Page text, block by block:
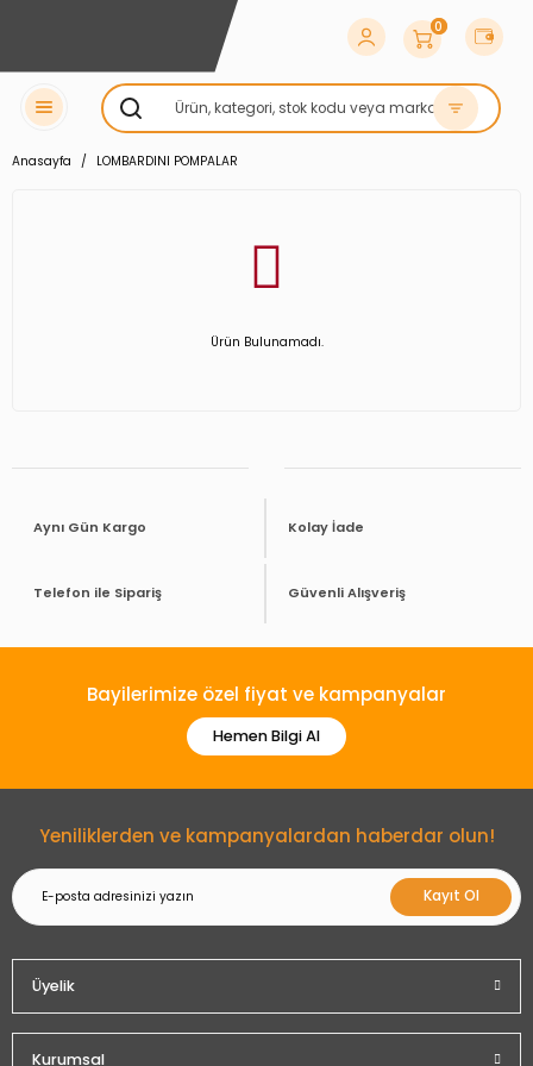
0
Anasayfa LOMBARDINI POMPALAR
Ürün Bulunamadı.
Aynı Gün Kargo Kolay İade
Telefon ile Sipariş Güvenli Alışveriş
Bayilerimize özel fiyat ve kampanyalar
Hemen Bilgi Al
Yeniliklerden ve kampanyalardan haberdar olun!
Kayıt Ol
Üyelik
Kurumsal